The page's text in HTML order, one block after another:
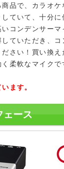
品で、カラオ
ていて、十分に
コンデンサーマ
ていただき、
さい！買い換
柔軟なマイク
ます。
ェース